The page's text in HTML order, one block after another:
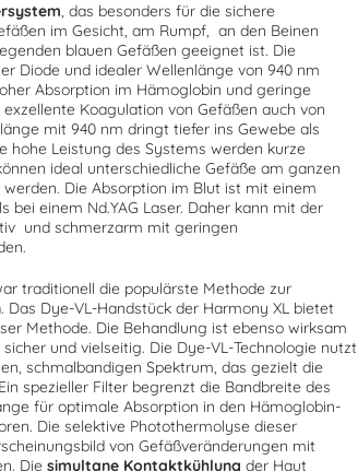
, das besonders für die sichere
im Gesicht, am Rumpf, an den Beinen
blauen Gefäßen geeignet ist. Die
Diode und idealer Wellenlänge von 940 nm
Absorption im Hämoglobin und geringe
Koagulation von Gefäßen auch von
mit 940 nm dringt tiefer ins Gewebe als
hohe Leistung des Systems werden kurze
ideal unterschiedliche Gefäße am ganzen
Die Absorption im Blut ist mit einem
bei einem Nd.YAG Laser. Daher kann mit der
und schmerzarm mit geringen
traditionell die populärste Methode zur
. Das Dye-VL-Handstück der Harmony XL bietet
Methode. Die Behandlung ist ebenso wirksam
und vielseitig. Die Dye-VL-Technologie nutzt
schmalbandigen Spektrum, das gezielt die
spezieller Filter begrenzt die Bandbreite des
für optimale Absorption in den Hämoglobin-
Die selektive Photothermolyse dieser
von Gefäßveränderungen mit
Diesimultane Kontaktkühlung der Haut